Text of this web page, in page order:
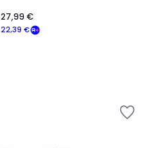
22,39 €
27,99 €